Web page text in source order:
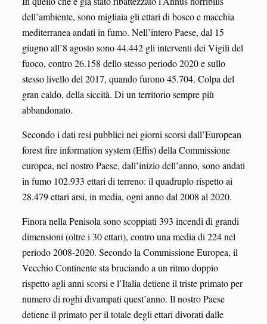
dell’ambiente, sono migliaia gli ettari di bosco e macchia
mediterranea andati in fumo. Nell’intero Paese, dal 15
giugno all’8 agosto sono 44.442 gli interventi dei Vigili del
fuoco, contro 26.158 dello stesso periodo 2020 e sullo
stesso livello del 2017, quando furono 45.704. Colpa del
gran caldo, della siccità. Di un territorio sempre più
abbandonato.
Secondo i dati resi pubblici nei giorni scorsi dall’European
forest fire information system (Effis) della Commissione
europea, nel nostro Paese, dall’inizio dell’anno, sono andati
in fumo 102.933 ettari di terreno: il quadruplo rispetto ai
28.479 ettari arsi, in media, ogni anno dal 2008 al 2020.
Finora nella Penisola sono scoppiati 393 incendi di grandi
dimensioni (oltre i 30 ettari), contro una media di 224 nel
periodo 2008-2020. Secondo la Commissione Europea, il
Vecchio Continente sta bruciando a un ritmo doppio
rispetto agli anni scorsi e l’Italia detiene il triste primato per
numero di roghi divampati quest’anno. Il nostro Paese
detiene il primato per il totale degli ettari divorati dalle